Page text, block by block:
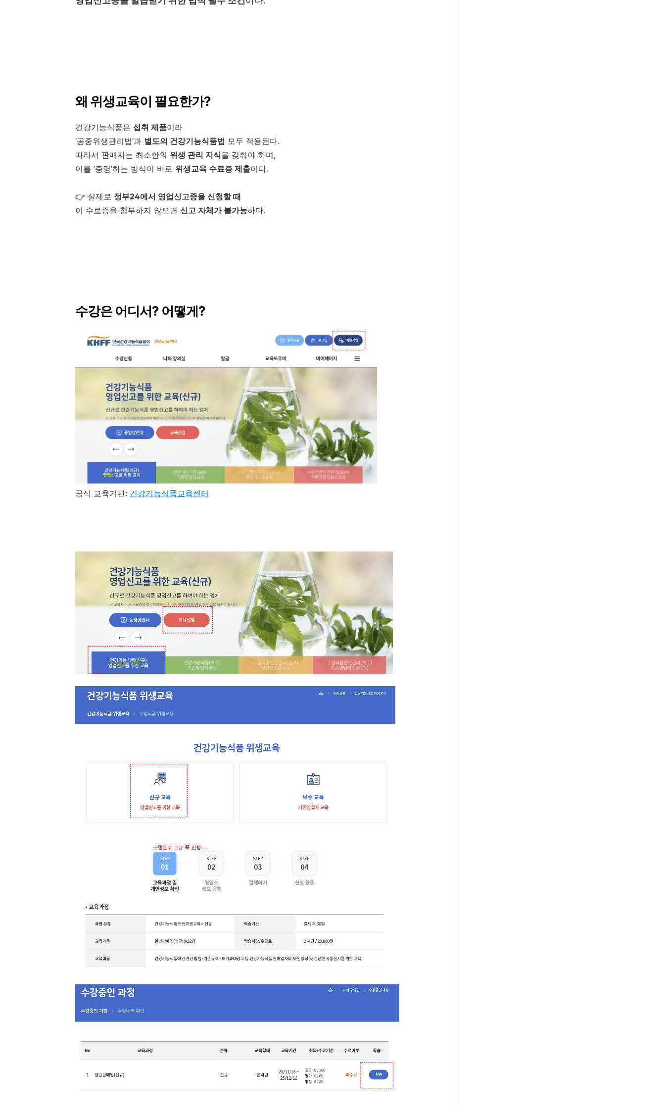
왜 위생교육이 필요한가?
건강기능식품은 섭취 제품이라
‘공중위생관리법’과 별도의 건강기능식품법 모두 적용된다.
따라서 판매자는 최소한의 위생 관리 지식을 갖춰야 하며,
이를 ‘증명’하는 방식이 바로 위생교육 수료증 제출이다.
👉 실제로 정부24에서 영업신고증을 신청할 때
이 수료증을 첨부하지 않으면 신고 자체가 불가능하다.
수강은 어디서? 어떻게?
공식 교육기관: 건강기능식품교육센터